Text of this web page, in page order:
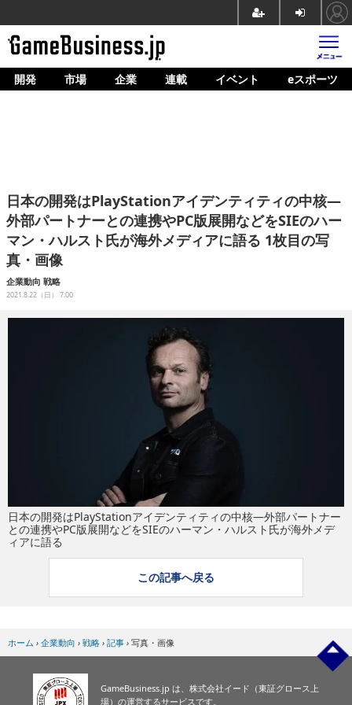
ホーム
企業動向
人材育成
産業政策
開発 市場 企業 連載 イベント eスポーツ
日本の開発はPlayStationアイデンティティの中核―
外部パートナーとの連携やPC版展開などをSIEのハー
マン・ハルスト氏が海外メディアに語る 1枚目の写
真・画像
企業動向 戦略
2021.8.22（日） 7:00
日本の開発はPlayStationアイデンティティの中核―外部パートナー
との連携やPC版展開などをSIEのハーマン・ハルスト氏が海外メデ
ィアに語る
この記事へ戻る
ホーム › 企業動向 › 戦略 › 記事 › 写真・画像
GameBusiness.jp は、株式会社イード（東証グロース上
場）の運営するサービスです。